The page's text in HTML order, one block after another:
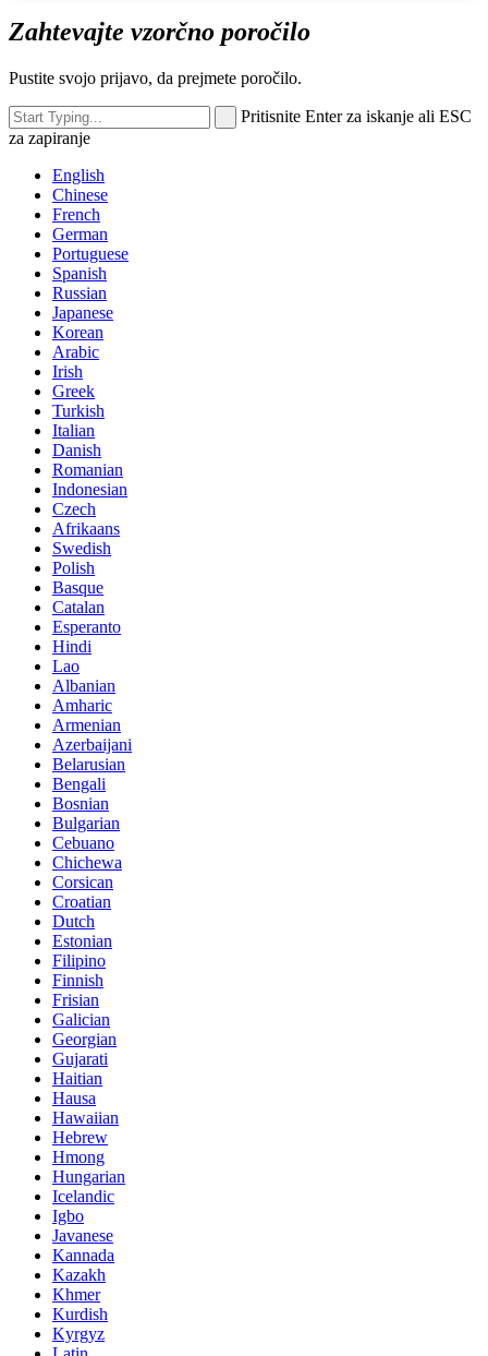
Zahtevajte vzorčno poročilo
Pustite svojo prijavo, da prejmete poročilo.
Pritisnite Enter za iskanje ali ESC
za zapiranje
English
Chinese
French
German
Portuguese
Spanish
Russian
Japanese
Korean
Arabic
Irish
Greek
Turkish
Italian
Danish
Romanian
Indonesian
Czech
Afrikaans
Swedish
Polish
Basque
Catalan
Esperanto
Hindi
Lao
Albanian
Amharic
Armenian
Azerbaijani
Belarusian
Bengali
Bosnian
Bulgarian
Cebuano
Chichewa
Corsican
Croatian
Dutch
Estonian
Filipino
Finnish
Frisian
Galician
Georgian
Gujarati
Haitian
Hausa
Hawaiian
Hebrew
Hmong
Hungarian
Icelandic
Igbo
Javanese
Kannada
Kazakh
Khmer
Kurdish
Kyrgyz